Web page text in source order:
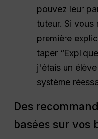
pouvez leur
tuteur. Si vous
première
taper
j'étais un
système
Des
basées sur vos